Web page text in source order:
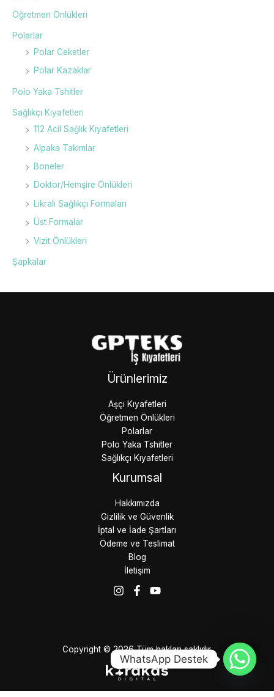
Öğretmen Önlükleri
Polarlar
Polar Ceketler
Polar Kazaklar
Polo Yaka Tshitler
Sağlıkçı Kıyafetleri
112 Acil Sağlık Kıyafetleri
Alpaka Takımlar
Boneler
Doktor/Hemşire Önlükleri
Likralı Sağlıkçı Formaları
Üst Formalar
Vizit Önlükleri
Şapkalar
Ürünlerimiz
Aşçı Kıyafetleri
Öğretmen Önlükleri
Polarlar
Polo Yaka Tshitler
Sağlıkçı Kıyafetleri
Kurumsal
Hakkımızda
Gizlilik ve Güvenlik
İptal ve İade Şartları
Ödeme ve Teslimat
Blog
İletişim
Copyright © 2026 Tüm hakları saklıdır.
WhatsApp Destek